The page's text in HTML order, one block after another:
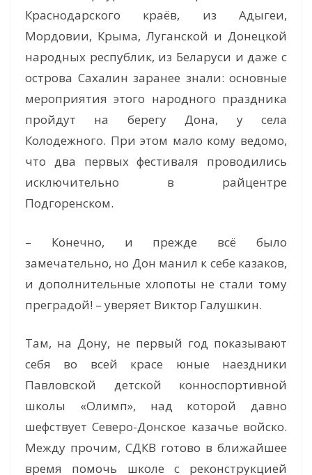
Краснодарского краёв, из Адыгеи,
Мордовии, Крыма, Луганской и Донецкой
народных республик, из Беларуси и даже с
острова Сахалин заранее знали: основные
мероприятия этого народного праздника
пройдут на берегу Дона, у села
Колодежного. При этом мало кому ведомо,
что два первых фестиваля проводились
исключительно в райцентре
Подгоренском.
– Конечно, и прежде всё было
замечательно, но Дон манил к себе казаков,
и дополнительные хлопоты не стали тому
преградой! – уверяет Виктор Галушкин.
Там, на Дону, не первый год показывают
себя во всей красе юные наездники
Павловской детской конноспортивной
школы «Олимп», над которой давно
шефствует Северо-Донское казачье войско.
Между прочим, СДКВ готово в ближайшее
время помочь школе с реконструкцией